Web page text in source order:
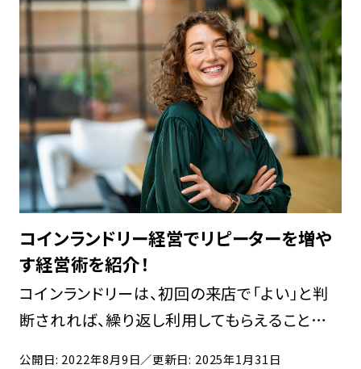
と駐 […]
コインランドリー経営でリピーターを増や
す経営術を紹介！
コインランドリーは、初回の来店で「よい」と判
断されれば、繰り返し利用してもらえることの
公開日: 2022年8月9日／更新日: 2025年1月31日